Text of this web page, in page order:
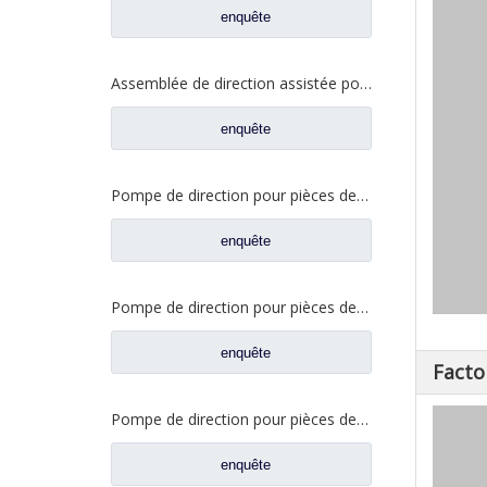
enquête
Assemblée de direction assistée pour les pièces de rechange WG8780478228 de camion de Sinotruk Howo
enquête
Pompe de direction pour pièces de rechange de camion Sinotruk Howo WG99314761371
enquête
Pompe de direction pour pièces de rechange de camion Sinotruk Howo WG9731471220
enquête
Pompe de direction pour pièces de rechange de camion Sinotruk Howo WG9619470080
enquête